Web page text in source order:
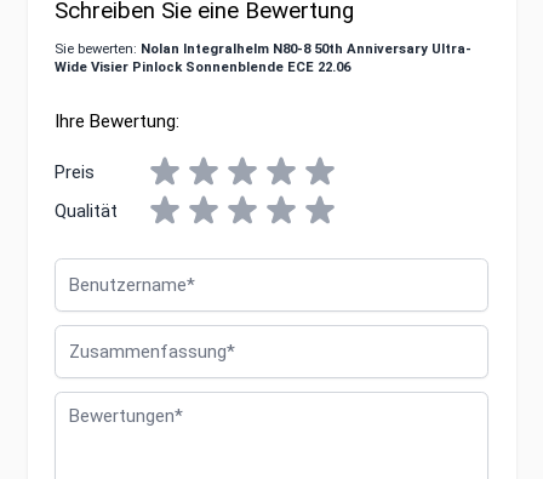
Schreiben Sie eine Bewertung
Sie bewerten: Nolan Integralhelm N80-8 50th Anniversary Ultra-
Wide Visier Pinlock Sonnenblende ECE 22.06
Ihre Bewertung:
Preis
Qualität
Bewertungen